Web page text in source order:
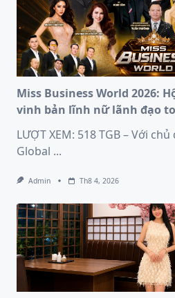
Miss Business World 2026:
vinh bản lĩnh nữ lãnh đạo
LƯỢT XEM: 518 TGB – Với
Global ...
Admin Th8 4, 2026